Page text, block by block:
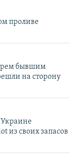
проливе
бывшим
на сторону
из своих запасов